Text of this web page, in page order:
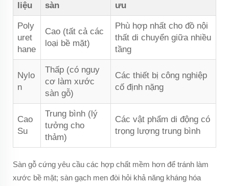
liệu
sàn
ưu
Poly
uret
hane
Cao (tất cả các
loại bề mặt)
Phù hợp nhất cho đồ nội
thất di chuyển giữa nhiều
tầng
Nylo
n
Thấp (có nguy
cơ làm xước
sàn gỗ)
Các thiết bị công nghiệp
cố định nặng
Cao
Su
Trung bình (lý
tưởng cho
thảm)
Các vật phẩm di động có
trọng lượng trung bình
Sàn gỗ cứng yêu cầu các hợp chất mềm hơn để tránh làm
xước bề mặt; sàn gạch men đòi hỏi khả năng kháng hóa